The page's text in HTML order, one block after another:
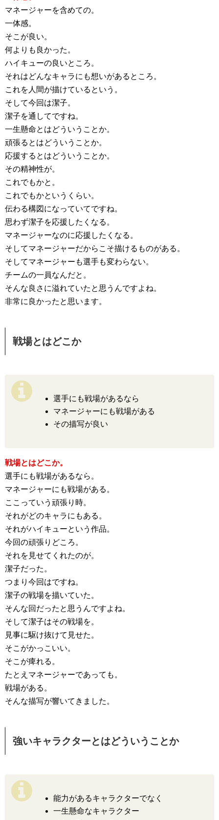
マネージャーを含めての。
一体感。
そこが良い。
何よりも良かった。
ハイキューの良いところ。
それはどんなキャラにも想いがあるところ。
これを人間が描けているという。
そして今回は潔子。
潔子を通してですね。
一生懸命とはどういうことか。
頑張るとはどういうことか。
応援するとはどういうことか。
その精神性が。
これでもかと。
これでもかというくらい。
伝わる構図になっていてですね。
思わず潔子を応援したくなる。
マネージャーなのに応援したくなる。
そしてマネージャーだからこそ描けるものがある。
そしてマネージャーも選手も変わらない。
チームの一員なんだと。
そんな良さに溢れていたと思うんですよね。
非常に良かったと思います。
戦場とはどこか
選手にも戦場があるなら
マネージャーにも戦場がある
その描写が良い
戦場とはどこか。
選手にも戦場があるなら。
マネージャーにも戦場がある。
ここっていう頑張り時。
それがどのキャラにもある。
それがハイキューという作品。
今回の頑張りどころ。
それを見せてくれたのが。
潔子だった。
つまり今回はですね。
潔子の戦場を描いていた。
そんな回だったと思うんですよね。
そして潔子はその戦場を。
見事に駆け抜けて見せた。
そこがかっこいい。
そこが痺れる。
たとえマネージャーであっても。
戦場がある。
そんな描写が響いてきました。
強いキャラクターとはどういうことか
能力があるキャラクターでなく
一生懸命なキャラクター